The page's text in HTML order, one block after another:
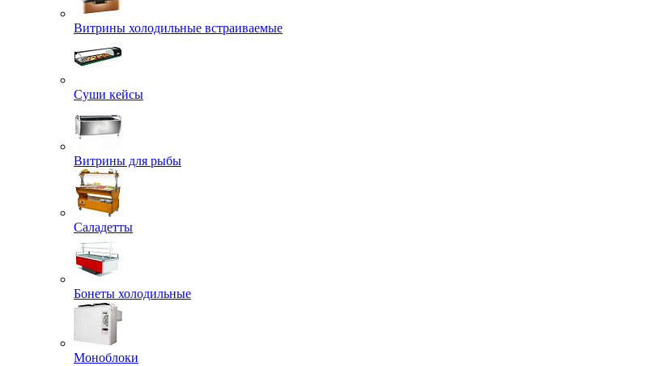
Витрины холодильные встраиваемые
Суши кейсы
Витрины для рыбы
Саладетты
Бонеты холодильные
Моноблоки